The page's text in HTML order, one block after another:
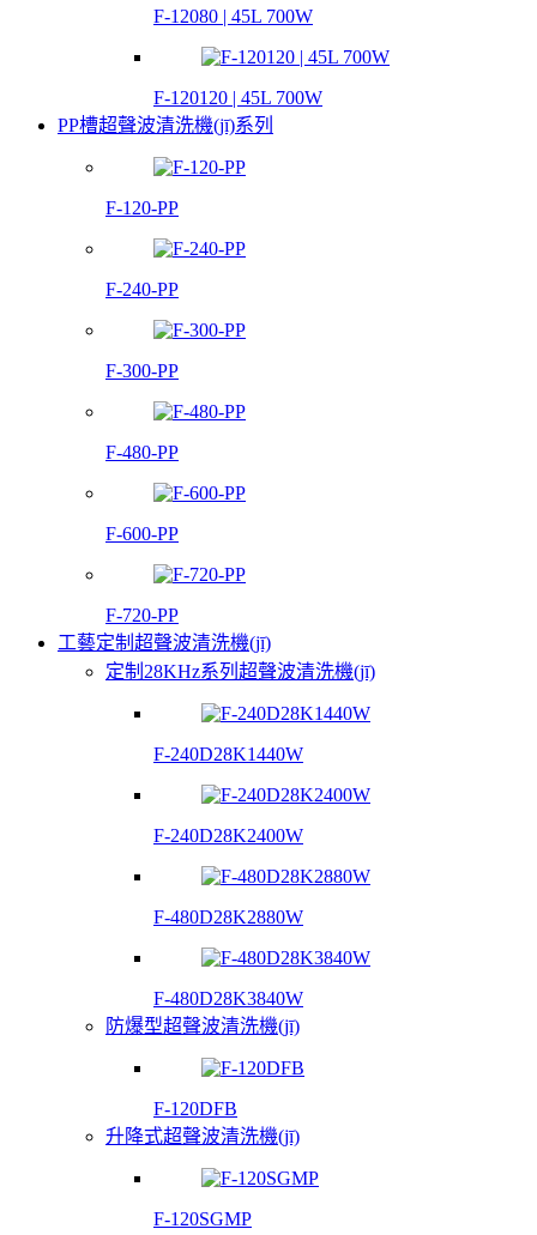
F-12080 | 45L 700W
F-120120 | 45L 700W
PP槽超聲波清洗機(jī)系列
F-120-PP
F-240-PP
F-300-PP
F-480-PP
F-600-PP
F-720-PP
工藝定制超聲波清洗機(jī)
定制28KHz系列超聲波清洗機(jī)
F-240D28K1440W
F-240D28K2400W
F-480D28K2880W
F-480D28K3840W
防爆型超聲波清洗機(jī)
F-120DFB
升降式超聲波清洗機(jī)
F-120SGMP